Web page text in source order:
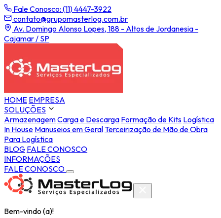
Fale Conosco: (11) 4447-3922
contato@grupomasterlog.com.br
Av. Domingo Alonso Lopes, 188 - Altos de Jordanesia -
Cajamar / SP
HOME EMPRESA
SOLUÇÕES
ArmazenagemCarga e Descarga Formação de Kits Logística
In House Manuseios em GeralTerceirização de Mão de Obra
Para Logística
BLOG FALE CONOSCO
INFORMAÇÕES
FALE CONOSCO
Bem-vindo (a)!